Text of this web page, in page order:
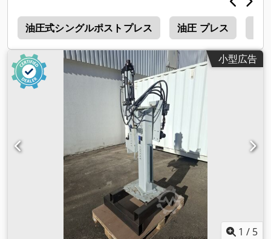
用タスクに理想的なソリューションとなる、高品質のサーボプ
レスを提供しています。このプレスは、 生産性と品質の両面で
卓越した利点を備えており、信頼性が高く、エネルギー効率に
優れ、費用対効果の高いソリューションをお探しの場合に最 適
です。 高精度：サーボプレスは正確な制御を保証し、ミクロン
単位の公差で再現性のある正確な操作を可能にします。 エネル
ギー効率：従来の油圧プレスに比べ、消費エネルギーが大幅に
削減され、より費用対効果の高い長期運転が可能です。 静かな
動作：低騒音で動作し、より快適な作業環境を実現します。 柔
軟なアプリケーション：自動車から精密機械まで、さまざまな
産業で多目的に使用できます。プログラム可能なモーションプ
ロファイルによ り、さまざまな作業に合わせて素早く簡単に再
構成できます。 メンテナンスフリー：メンテナンスの必要性を
最小限に抑え、信頼性が高く長持ちする機械は、ダウンタイム
の低減につながります。
油圧式シングルポストプレス 油圧 プレス
小型広告
1 / 5